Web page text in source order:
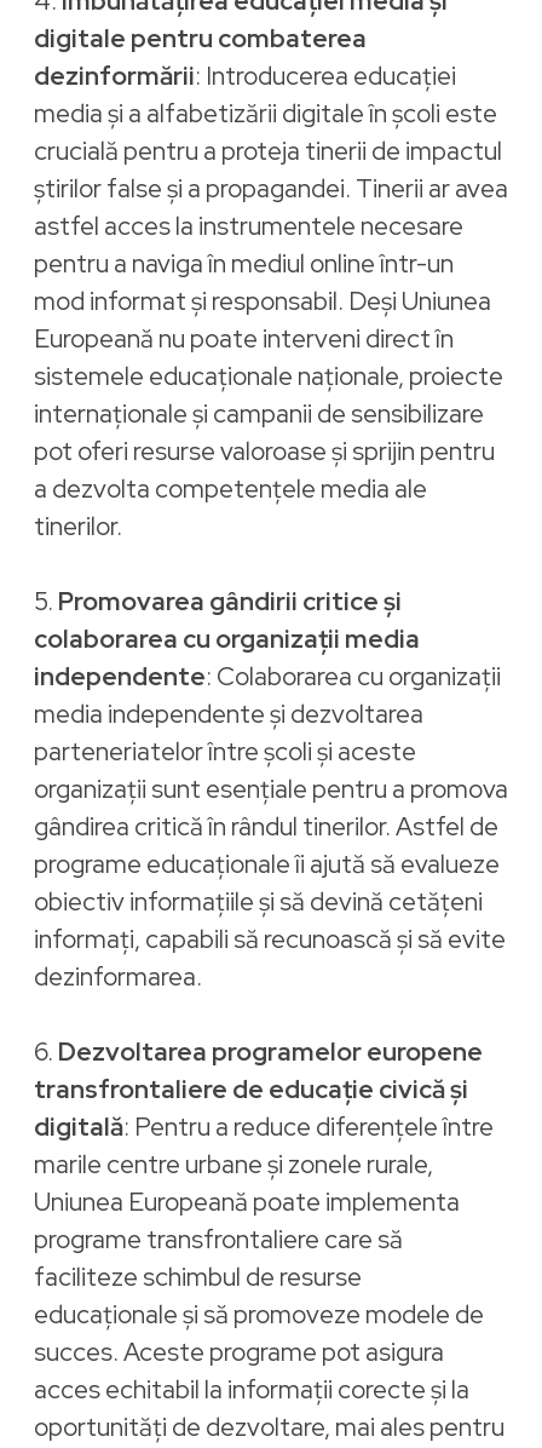
digitale pentru combaterea
dezinformării: Introducerea educației
media și a alfabetizării digitale în școli este
crucială pentru a proteja tinerii de impactul
știrilor false și a propagandei. Tinerii ar avea
astfel acces la instrumentele necesare
pentru a naviga în mediul online într-un
mod informat și responsabil. Deși Uniunea
Europeană nu poate interveni direct în
sistemele educaționale naționale, proiecte
internaționale și campanii de sensibilizare
pot oferi resurse valoroase și sprijin pentru
a dezvolta competențele media ale
tinerilor.
5. Promovarea gândirii critice și
colaborarea cu organizații media
independente: Colaborarea cu organizații
media independente și dezvoltarea
parteneriatelor între școli și aceste
organizații sunt esențiale pentru a promova
gândirea critică în rândul tinerilor. Astfel de
programe educaționale îi ajută să evalueze
obiectiv informațiile și să devină cetățeni
informați, capabili să recunoască și să evite
dezinformarea.
6. Dezvoltarea programelor europene
transfrontaliere de educație civică și
digitală: Pentru a reduce diferențele între
marile centre urbane și zonele rurale,
Uniunea Europeană poate implementa
programe transfrontaliere care să
faciliteze schimbul de resurse
educaționale și să promoveze modele de
succes. Aceste programe pot asigura
acces echitabil la informații corecte și la
oportunități de dezvoltare, mai ales pentru